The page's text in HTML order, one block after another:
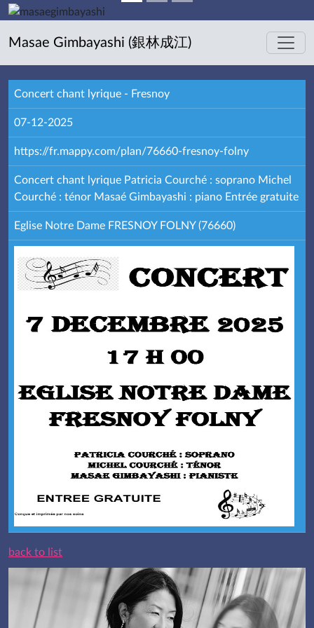
Masae Gimbayashi (銀林成江)
Concert chant lyrique - Fresnoy
07-12-2025
https://fr.mappy.com/plan/76660-fresnoy-folny
Concert chant lyrique Patricia Courché : soprano Michel
Courché : ténor Masaé Gimbayashi : piano Entrée gratuite
Eglise Notre Dame FRESNOY FOLNY (76660)
back to list